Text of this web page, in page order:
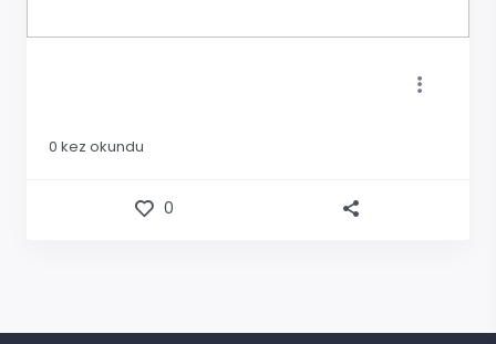
0 kez okundu
0